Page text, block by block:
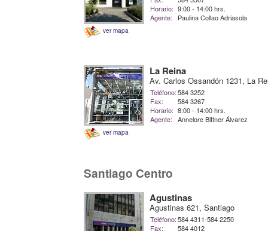
ver mapa
Horario: 9:00 - 14:00 hrs.
Agente:
Paulina Collao Adriasola
ver mapa
La Reina
Av. Carlos Ossandón 1231, La
Teléfono:584 3252
Fax:
584 3267
Horario: 8:00 - 14:00 hrs.
Agente:
Annelore Bittner Álvarez
Santiago Centro
Agustinas
Agustinas 621, Santiago
Teléfono:584 4311-584 2250
Fax:
584 4012